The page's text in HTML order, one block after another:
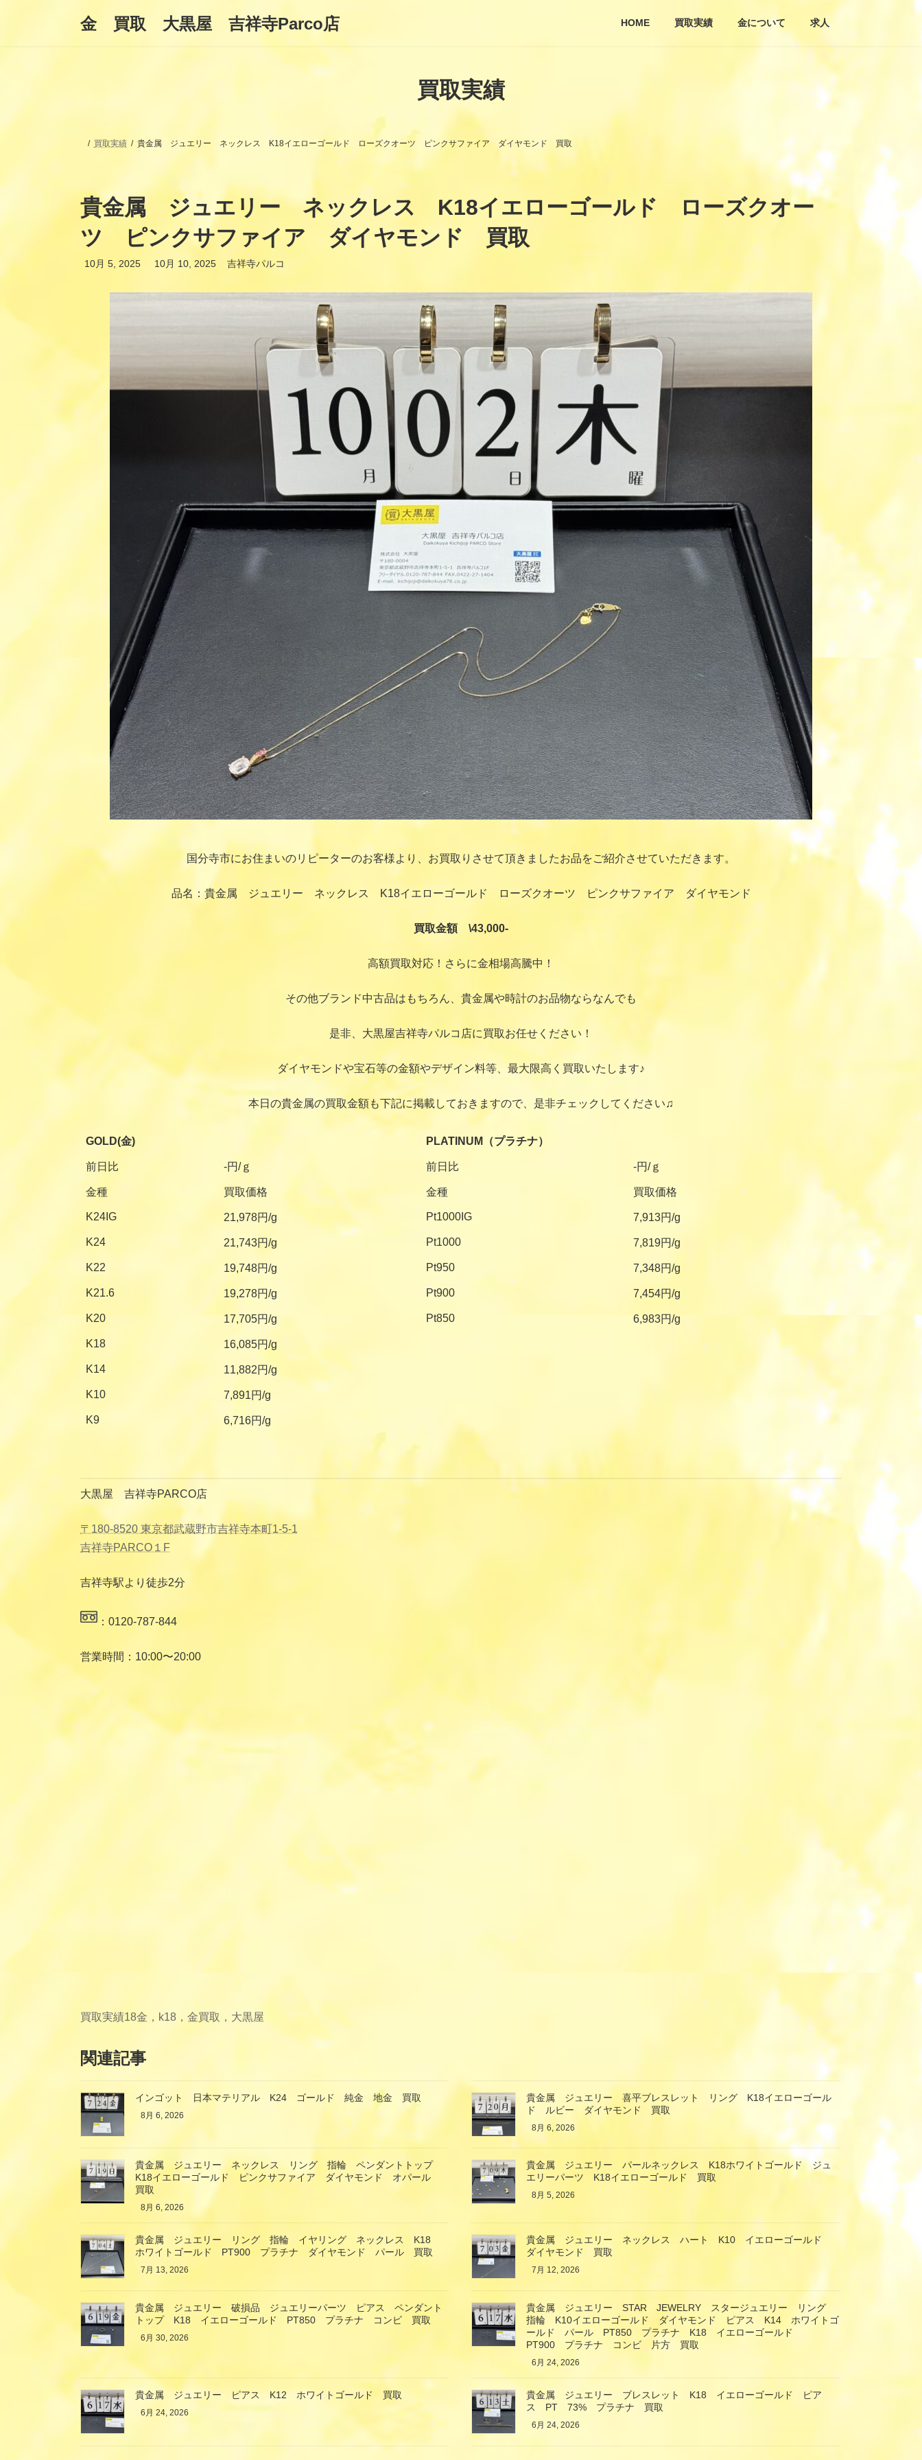
金 買取 大黒屋 吉祥寺Parco店 HOME 買取実績 金について 求人
買取実績
買取実績 貴金属 ジュエリー ネックレス K18イエローゴールド ローズクオーツ ピンクサファイア ダイヤモンド 買取
貴金属 ジュエリー ネックレス K18イエローゴールド ローズクオー
ツ ピンクサファイア ダイヤモンド 買取
10月 5, 2025
最
10月 10, 2025 吉祥寺パルコ
国分寺市にお住まいのリピーターのお客様より、お買取りさせて頂きましたお品をご紹介させていただきます。
品名：貴金属 ジュエリー ネックレス K18イエローゴールド ローズクオーツ ピンクサファイア ダイヤモンド
買取金額 \43,000-
高額買取対応！さらに金相場高騰中！
その他ブランド中古品はもちろん、貴金属や時計のお品物ならなんでも
是非、大黒屋吉祥寺パルコ店に買取お任せください！
ダイヤモンドや宝石等の金額やデザイン料等、最大限高く買取いたします♪
本日の貴金属の買取金額も下記に掲載しておきますので、是非チェックしてください♫
GOLD(金) PLATINUM（プラチナ）
前日比 -円/ｇ 前日比 -円/ｇ
金種 買取価格 金種 買取価格
K24IG 21,978円/g Pt1000IG 7,913円/g
K24 21,743円/g Pt1000 7,819円/g
K22 19,748円/g Pt950 7,348円/g
K21.6 19,278円/g Pt900 7,454円/g
K20 17,705円/g Pt850 6,983円/g
K18 16,085円/g
K14 11,882円/g
K10 7,891円/g
K9 6,716円/g
大黒屋 吉祥寺PARCO店
〒180-8520 東京都武蔵野市吉祥寺本町1-5-1
吉祥寺PARCO１F
吉祥寺駅より徒歩2分
：0120-787-844
営業時間：10:00〜20:00
買取実績18金，k18，金買取，大黒屋
関連記事
インゴット 日本マテリアル K24 ゴールド 純金 地金 買取
8月 6, 2026
貴金属 ジュエリー 喜平ブレスレット リング K18イエローゴール
ド ルビー ダイヤモンド 買取
8月 6, 2026
貴金属 ジュエリー ネックレス リング 指輪 ペンダントトップ
K18イエローゴールド ピンクサファイア ダイヤモンド オパール
買取
8月 6, 2026
貴金属 ジュエリー パールネックレス K18ホワイトゴールド ジュ
エリーパーツ K18イエローゴールド 買取
8月 5, 2026
貴金属 ジュエリー リング 指輪 イヤリング ネックレス K18
ホワイトゴールド PT900 プラチナ ダイヤモンド パール 買取
7月 13, 2026
貴金属 ジュエリー ネックレス ハート K10 イエローゴールド
ダイヤモンド 買取
7月 12, 2026
貴金属 ジュエリー 破損品 ジュエリーパーツ ピアス ペンダント
トップ K18 イエローゴールド PT850 プラチナ コンビ 買取
6月 30, 2026
貴金属 ジュエリー STAR JEWELRY スタージュエリー リング
指輪 K10イエローゴールド ダイヤモンド ピアス K14 ホワイトゴ
ールド パール PT850 プラチナ K18 イエローゴールド
PT900 プラチナ コンビ 片方 買取
6月 24, 2026
貴金属 ジュエリー ピアス K12 ホワイトゴールド 買取
6月 24, 2026
貴金属 ジュエリー ブレスレット K18 イエローゴールド ピア
ス PT 73% プラチナ 買取
6月 24, 2026